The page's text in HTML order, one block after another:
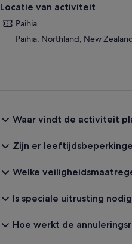
Locatie van activiteit
Paihia
Paihia, Northland, New
Waar vindt de activiteit
Zijn er
Welke
Is speciale uitrusting
Hoe werkt de